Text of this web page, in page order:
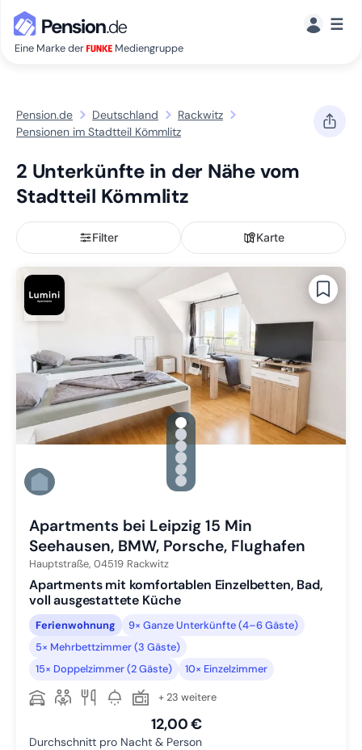
Eine Marke der Mediengruppe
☰
Pension.de Deutschland
Rackwitz
Pensionen im Stadtteil Kömmlitz
2 Unterkünfte in der Nähe vom
Stadtteil Kömmlitz
Filter Karte
gallery.slide_selector
Zu Slide 1 wechseln
Zu Slide 2 wechseln
Zu Slide 3 wechseln
Zu Slide 4 wechseln
Zu Slide 5 wechseln
Zu Slide 6 wechseln
Apartments bei Leipzig 15 Min
Seehausen, BMW, Porsche, Flughafen
Hauptstraße, 04519 Rackwitz
Apartments mit komfortablen Einzelbetten, Bad,
voll ausgestattete Küche
Ferienwohnung
9× Ganze Unterkünfte (4–6 Gäste)
5× Mehrbettzimmer (3 Gäste)
15× Doppelzimmer (2 Gäste)
10× Einzelzimmer
+ 23 weitere
12,00 €
Durchschnitt pro Nacht & Person